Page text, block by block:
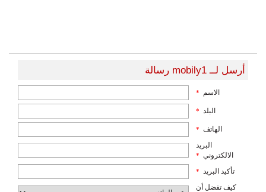
أرسل لــ mobily1 رسالة
الاسم *
البلد *
الهاتف *
البريد
الالكتروني *
تأكيد البريد *
كيف تفضل أن